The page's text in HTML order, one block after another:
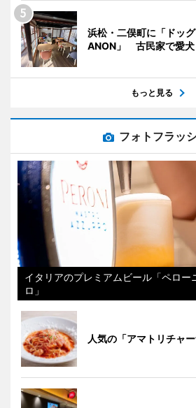
浜松・二俣町に「ドッ
ANON」 古民家で愛犬
もっと見る
フォトフラッ
イタリアのプレミアムビール「ペロー
ロ」
人気の「アマトリチャー